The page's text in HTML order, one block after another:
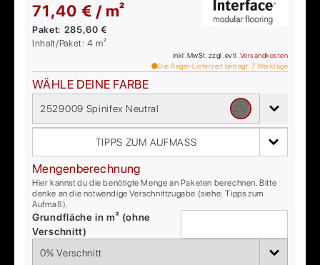
71,40 € / m²
Paket: 285,60 €
Inhalt/Paket:4 m²
inkl. MwSt. zzgl. evtl. Versandkosten
Die Regel-Lieferzeit beträgt: 7 Werktage
WÄHLE DEINE FARBE
2529009 Spinifex Neutral
TIPPS ZUM AUFMASS
Mengenberechnung
Hier kannst du die benötigte Menge an Paketen berechnen. Bitte
denke an die notwendige Verschnittzugabe (siehe: Tipps zum
Aufmaß).
Grundfläche in m² (ohne
Verschnitt)